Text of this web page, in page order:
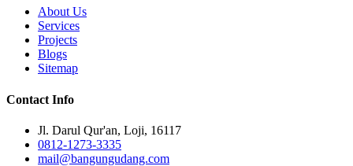
About Us
Services
Projects
Blogs
Sitemap
Contact Info
Jl. Darul Qur'an, Loji, 16117
0812-1273-3335
mail@bangungudang.com